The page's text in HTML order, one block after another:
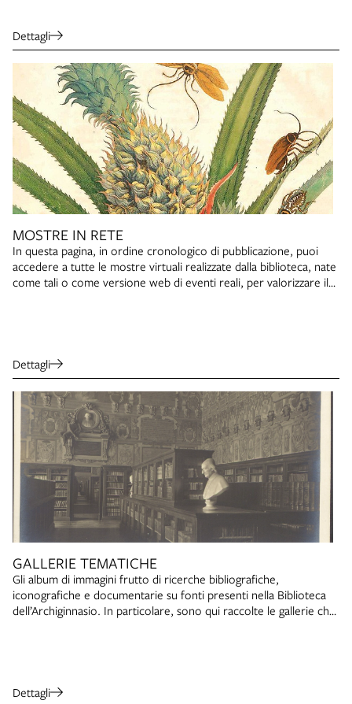
Dettagli
MOSTRE IN RETE
In questa pagina, in ordine cronologico di pubblicazione, puoi
accedere a tutte le mostre virtuali realizzate dalla biblioteca, nate
come tali o come versione web di eventi reali, per valorizzare il
Dettagli
GALLERIE TEMATICHE
Gli album di immagini frutto di ricerche bibliografiche,
iconografiche e documentarie su fonti presenti nella Biblioteca
dell’Archiginnasio. In particolare, sono qui raccolte le gallerie che
Dettagli